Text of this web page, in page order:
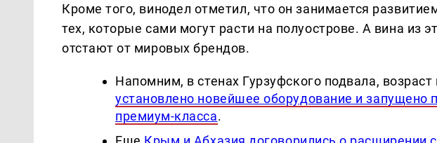
Кроме того, винодел отметил, что он занимается
тех, которые сами могут расти на полуострове. А вина из
отстают от мировых брендов.
Напомним, в стенах Гурзуфского подвала, возраст
установлено новейшее оборудование и запущено
премиум-класса.